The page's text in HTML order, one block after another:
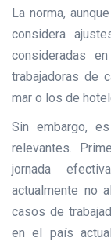
La norma,
considera
consideradas
trabajadoras de
mar o los de
Sin embargo,
relevantes.
jornada
actualmente no
casos de
en el país